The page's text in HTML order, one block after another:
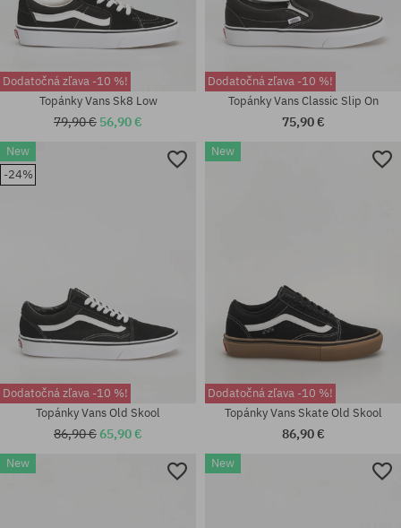
Dostupné veľkosti:
Dostupné veľkosti:
35; 36; 36.5; 37; 38; 38.5; 39;
Dodatočná zľava -10 %!
Topánky Vans Sk8 Low
79,90 € 56,90 €
Dostupné veľkosti:
Dodatočná zľava -10 %!
Topánky Vans Classic Slip On
75,90 €
New
-24%
Dodatočná zľava -10 %!
Topánky Vans Old Skool
86,90 €65,90 €
New
Dodatočná zľava -10 %!
Topánky Vans Skate Old Skool
86,90 €
New New